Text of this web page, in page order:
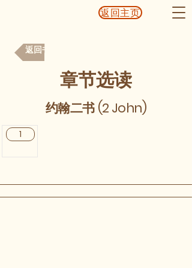
返回主页
返回书目
章节选读
约翰二书 (2 John)
1